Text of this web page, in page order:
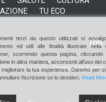
E tu hai paura del buio?
TU ECO
Top
- Ecomunità -Powered by Ermes
terzi da questo utilizzati si
ed utili alle finalità illustrate nella
scorrendo questa pagina,
in altra maniera, acconsenti all'uso dei
la tua esperienza. Daremo per
l'iscrizione se lo desideri. Read